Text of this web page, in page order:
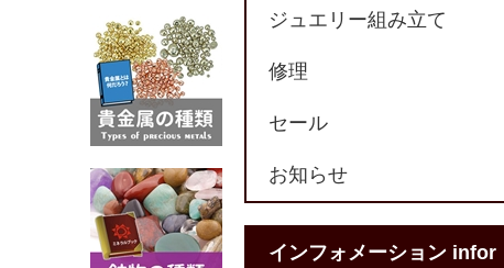
ジュエリー組み立て
修理
セール
お知らせ
インフォメーション infor